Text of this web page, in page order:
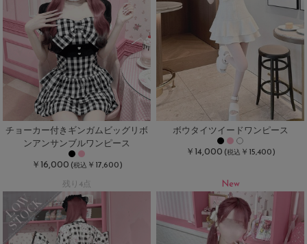
チョーカー付きギンガムビッグリボ
ンアンサンブルワンピース
￥16,000 (税込 ￥17,600)
ボウタイツイードワンピース
￥14,000 (税込 ￥15,400)
残り4点 New